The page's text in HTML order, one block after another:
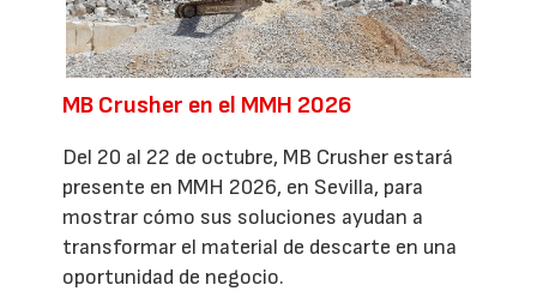
MB Crusher en el MMH 2026
Del 20 al 22 de octubre, MB Crusher estará
presente en MMH 2026, en Sevilla, para
mostrar cómo sus soluciones ayudan a
transformar el material de descarte en una
oportunidad de negocio.